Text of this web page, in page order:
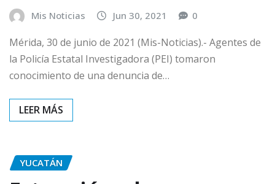
Mis Noticias Jun 30, 2021 0
Mérida, 30 de junio de 2021 (Mis-Noticias).- Agentes de
la Policía Estatal Investigadora (PEI) tomaron
conocimiento de una denuncia de…
YUCATÁN